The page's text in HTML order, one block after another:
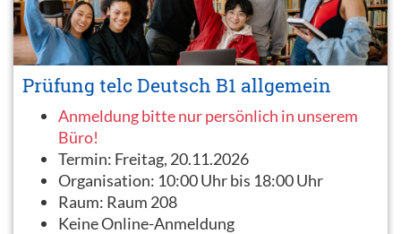
Prüfung telc Deutsch B1 allgemein
Anmeldung bitte nur persönlich in unserem
Büro!
Termin: Freitag, 20.11.2026
Organisation: 10:00 Uhr bis 18:00 Uhr
Raum: Raum 208
Keine Online-Anmeldung